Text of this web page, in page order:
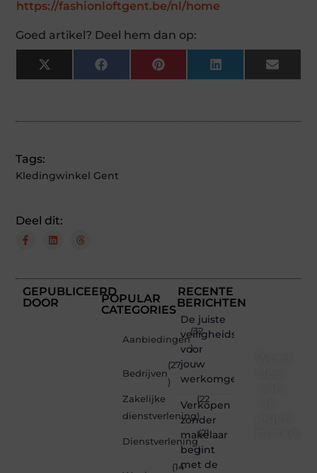
https://fashionloftgent.be/nl/home
Goed artikel? Deel hem dan op:
X
(Twitter)
FacebookPinterestLinkedInEmail
Tags:
Kledingwinkel Gent
Deel dit:
GEPUBLICEERD
DOOR
POPULAR
CATEGORIES
Aanbiedingen
(32
)
Bedrijven
(27
)
Zakelijke
dienstverlening
(22
)
Dienstverlening
(21
)
(14
RECENTE
BERICHTEN
De juiste
veiligheidsschoenen
voor
jouw
werkomgeving
Verkopen
zonder
makelaar
begint
met de